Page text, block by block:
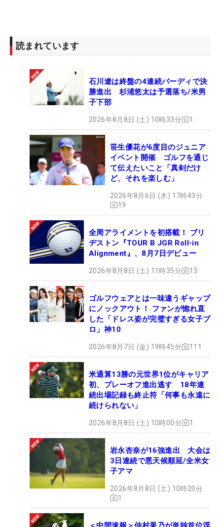
読まれています
石川遼は終盤の4連続バーディで決
勝進出 杉浦悠太は予選落ち/米男
子下部
2026年8月8日 (土) 10時33分 1
笹生優花が6度目のジュニア
イベント開催 ゴルフを通じ
て伝えたいこと「真剣だけ
ど、それを楽しむ」
2026年8月6日 (木) 17時43分
19
全周アライメントを初搭載！ ブリ
ヂストン『TOUR B JGR Roll-in
Alignment』、8月7日デビュー
2026年8月8日 (土) 11時35分 13
ゴルフウェアとは一味違うギャップ
にノックアウト！ ファンが惚れ直
した「ドレス姿が完璧すぎる女子プ
ロ」神10
2026年8月7日 (金) 19時45分 111
米通算13勝の元世界1位がキャリア
初、プレーオフ進出逃す 18年連
続出場記録も終止符「何事も永遠に
続けられない」
2026年8月8日 (土) 10時00分 1
岩永杏奈が16強進出 大会は
3日連続で悪天候順延/全米女
子アマ
2026年8月8日 (土) 10時20分
1